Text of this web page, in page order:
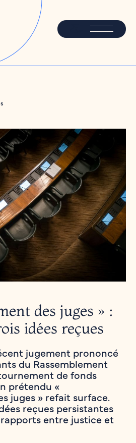
des juges » :
idées reçues
jugement prononcé
du Rassemblement
de fonds
prétendu «
juges » refait surface.
reçues persistantes
entre justice et